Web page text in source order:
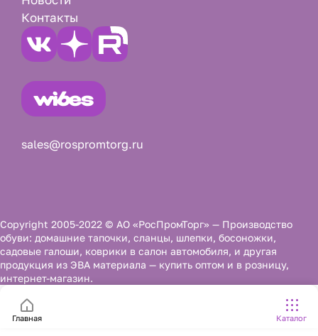
Контакты
sales@rospromtorg.ru
Copyright 2005-2022 © АО «РосПромТорг» — Производство
обуви: домашние тапочки, сланцы, шлепки, босоножки,
садовые галоши, коврики в салон автомобиля, и другая
продукция из ЭВА материала — купить оптом и в розницу,
интернет-магазин.
Главная Каталог